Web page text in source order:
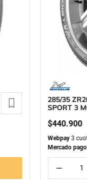
285/35
SPORT 3
$440.900
Webpay3
Mercado pago
－